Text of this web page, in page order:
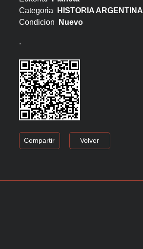
Categoria
HISTORIA ARGENTINA
Condicion
Nuevo
.
Compartir Volver